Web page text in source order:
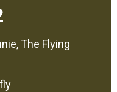
The Flying